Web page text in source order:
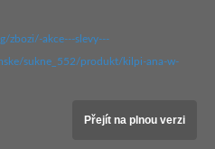
zbozi/-akce---slevy---
sukne_552/produkt/kilpi-ana-w-
Přejít na plnou verzi